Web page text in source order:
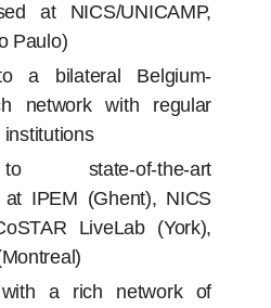
at NICS/UNICAMP,
Paulo)
a bilateral Belgium-
network with regular
state-of-the-art
at IPEM (Ghent), NICS
LiveLab (York),
with a rich network of